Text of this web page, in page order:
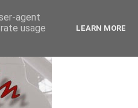
agent
usage
LEARN MORE